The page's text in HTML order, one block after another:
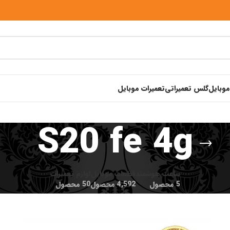
گلس تعمیراتیتعمیرات موبایل
S20 fe 4g
ساعت هوشمند
5 محصول
قطعات موبایل
4,592 محصول
لوازم تعمیرات
50 محصول